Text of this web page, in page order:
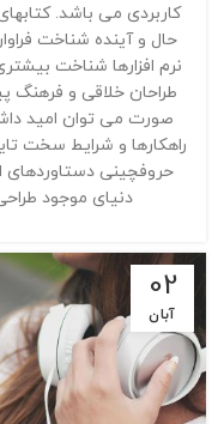
کاربردی می باشد.
حال و آینده شناخت
نرم افزارها شناخت
طراحان خلاقی و فرهنگ
صورت می توان امید
راهکارها و شرایط سخت
حروفچینی دستاوردهای
دنیای موجود
02
آبان